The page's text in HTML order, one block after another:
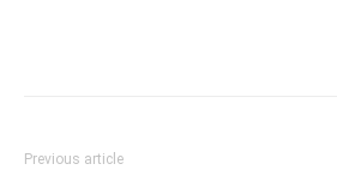
Previous article